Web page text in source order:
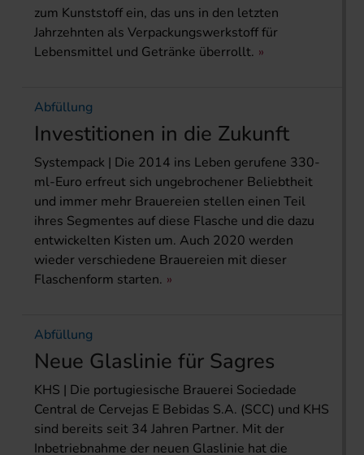
zum Kunststoff ein, das uns in den letzten
Jahrzehnten als Verpackungswerkstoff für
Lebensmittel und Getränke überrollt.
Abfüllung
Investitionen in die Zukunft
Systempack | Die 2014 ins Leben gerufene 330-
ml-Euro erfreut sich ungebrochener Beliebtheit
und immer mehr Brauereien stellen einen Teil
ihres Segmentes auf diese Flasche und die dazu
entwickelten Kisten um. Auch 2020 werden
wieder verschiedene Brauereien mit dieser
Flaschenform starten.
Abfüllung
Neue Glaslinie für Sagres
KHS | Die portugiesische Brauerei Sociedade
Central de Cervejas E Bebidas S.A. (SCC) und KHS
sind bereits seit 34 Jahren Partner. Mit der
Inbetriebnahme der neuen Glaslinie hat die